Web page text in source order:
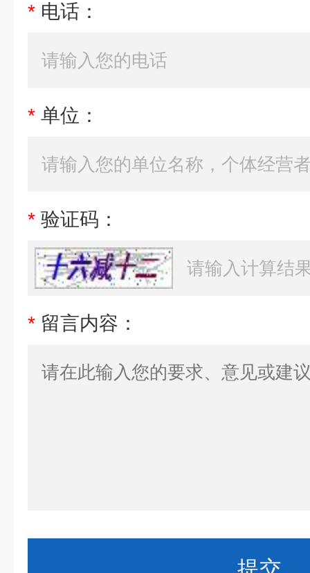
* 电话：
* 单位：
* 验证码：
* 留言内容：